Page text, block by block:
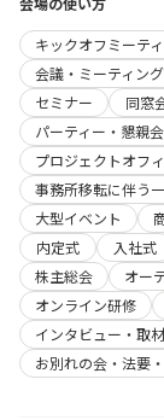
キックオフミーテ
会議・ミーティング
セミナー
同窓
パーティー・懇親
プロジェクトオフ
事務所移転に伴う
大型イベント
内定式
入社式
株主総会
オー
オンライン研修
インタビュー・取材
お別れの会・法要